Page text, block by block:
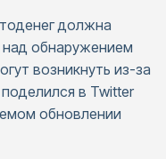
должна
над обнаружением
возникнуть из-за
в Twitter
обновлении